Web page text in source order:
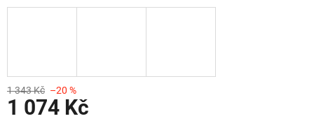
1 343 Kč –20 %
1 074 Kč